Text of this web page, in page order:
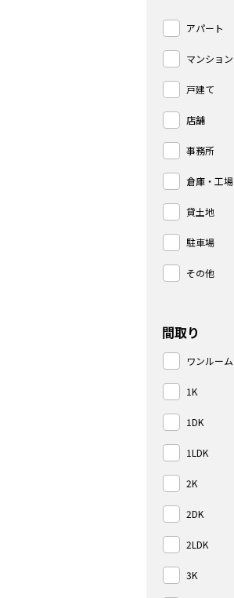
アパート
マンション
戸建て
店舗
事務所
倉庫・工場
貸土地
駐車場
その他
間取り
ワンルーム
1K
1DK
1LDK
2K
2DK
2LDK
3K